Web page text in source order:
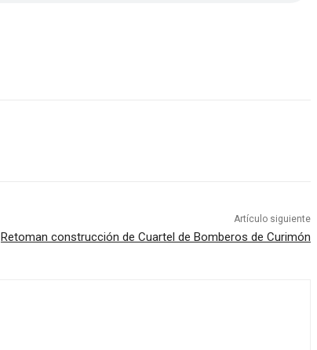
Artículo siguiente
Retoman construcción de Cuartel de Bomberos de Curimón